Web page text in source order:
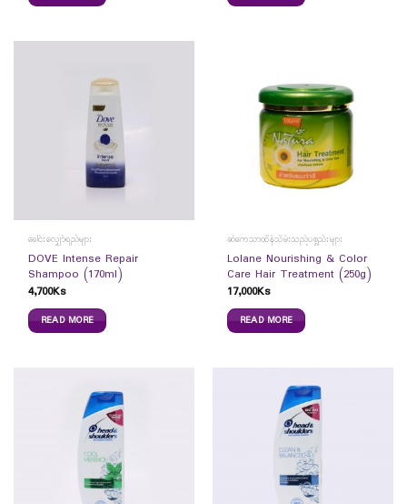
ခေါင်းလျှော်ရည်များ
DOVE Intense Repair
Shampoo (170ml)
4,700Ks
READ MORE
ဆံကေသာထိန်သိမ်းသည့်ပစ္စည်းများ
Lolane Nourishing & Color
Care Hair Treatment (250g)
17,000Ks
READ MORE